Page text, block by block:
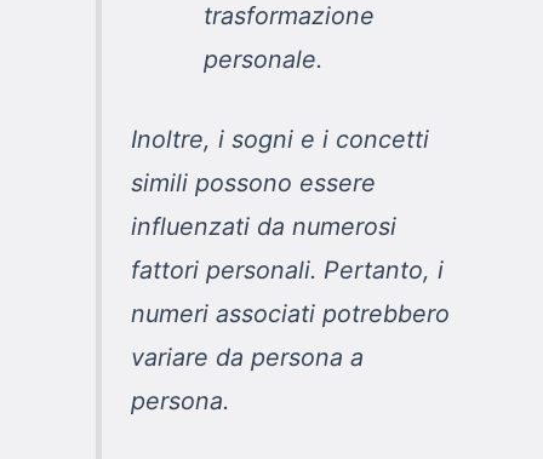
trasformazione
personale.
Inoltre, i sogni e i concetti
simili possono essere
influenzati da numerosi
fattori personali. Pertanto, i
numeri associati potrebbero
variare da persona a
persona.